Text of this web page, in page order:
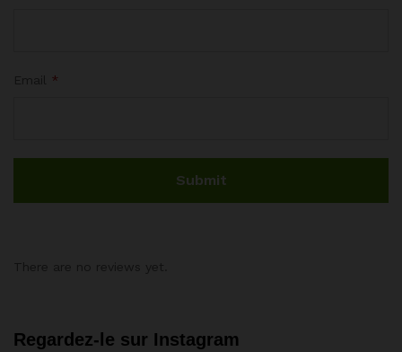
*
Regardez-le sur Instagram